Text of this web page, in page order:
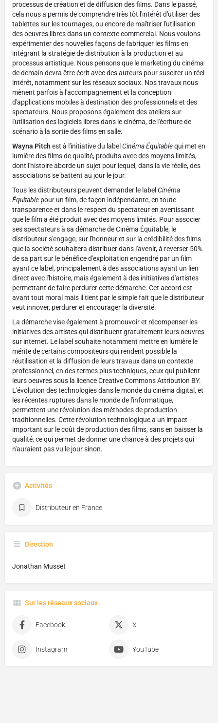
processus de création et de diffusion des films. Dans le passé,
cela nous a permis de comprendre très tôt l'intérêt d'utiliser des
tablettes sur les tournages, ou encore de maîtriser l'utilisation
des oeuvres libres dans un contexte commercial. Nous voulons
expérimenter des nouvelles façons de fabriquer les films en
intégrant la stratégie de distribution à la production et au
processus artistique. Nous pensons que le marketing du cinéma
de demain devra être écrit avec des auteurs pour susciter un réel
intérêt, notamment sur les réseaux sociaux. Nos travaux nous
mènent parfois à l'accompagnement et la conception
d'applications mobiles à destination des professionnels et des
spectateurs. Nous proposons également des ateliers sur
l'utilisation des logiciels libres dans le cinéma, de l'écriture de
scénario à la sortie des films en salle.
Wayna Pitch est à l'initiative du label Cinéma Équitablequi met en
lumière des films de qualité, produits avec des moyens limités,
dont l'histoire aborde un sujet pour lequel, dans la vie réelle, des
associations se battent au jour le jour.
Tous les distributeurs peuvent demander le label Cinéma
Équitable pour un film, de façon indépendante, en toute
transparence et dans le respect du spectateur en avertissant
que le film a été produit avec des moyens limités. Pour associer
ses spectateurs à sa démarche de Cinéma Équitable, le
distributeur s'engage, sur l'honneur et sur la crédibilité des films
que la société souhaitera distribuer dans l'avenir, à reverser 50%
de sa part sur le bénéfice d'exploitation engendré par un film
ayant ce label, principalement à des associations ayant un lien
direct avec l'histoire, mais également à des initiatives d'artistes
permettant de faire perdurer cette démarche. Cet accord est
avant tout moral mais il tient par le simple fait que le distributeur
veut innover, perdurer et encourager la diversité.
La démarche vise également à promouvoir et récompenser les
initiatives des artistes qui distribuent gratuitement leurs oeuvres
sur internet. Le label souhaite notamment mettre en lumière le
mérite de certains compositeurs qui rendent possible la
réutilisation et la diffusion de leurs travaux dans un contexte
professionnel, en des termes plus techniques, ceux qui publient
leurs oeuvres sous la licence Creative Commons Attribution BY.
L'évolution des technologies dans le monde du cinéma digital, et
les récentes ruptures dans le monde de l'informatique,
permettent une révolution des méthodes de production
traditionnelles. Cette révolution technologique a un impact
important sur le coût de production des films, sans en baisser la
qualité, ce qui permet de donner une chance à des projets qui
n'auraient pas vu le jour sinon.
Activités
Distributeur en France
Direction
Jonathan Musset
Sur les réseaux sociaux
Facebook X
Instagram YouTube